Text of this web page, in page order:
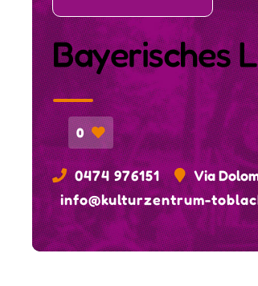
Bayerisches
0
0474 976151
Via
info@kulturzentrum-